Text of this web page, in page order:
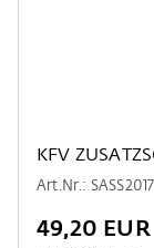
KFV
Art.Nr.: SASS2017
49,20 EUR